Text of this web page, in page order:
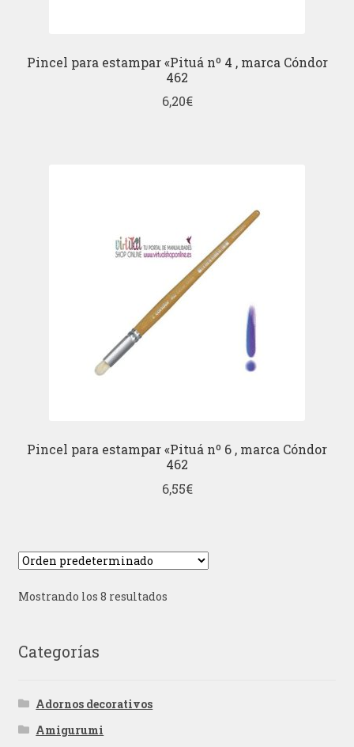
Pincel para estampar «Pituá nº 4 , marca Cóndor
462
6,20€
Pincel para estampar «Pituá nº 6 , marca Cóndor
462
6,55€
Mostrando los 8 resultados
Categorías
Adornos decorativos
Amigurumi